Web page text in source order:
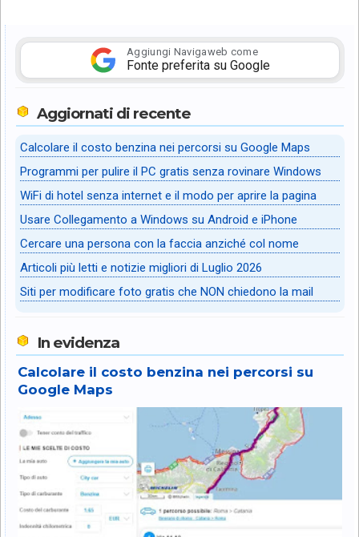
Aggiungi Navigaweb come
Fonte preferita su Google
Aggiornati di recente
Calcolare il costo benzina nei percorsi su Google Maps
Programmi per pulire il PC gratis senza rovinare Windows
WiFi di hotel senza internet e il modo per aprire la pagina
Usare Collegamento a Windows su Android e iPhone
Cercare una persona con la faccia anziché col nome
Articoli più letti e notizie migliori di Luglio 2026
Siti per modificare foto gratis che NON chiedono la mail
In evidenza
Calcolare il costo benzina nei percorsi su
Google Maps